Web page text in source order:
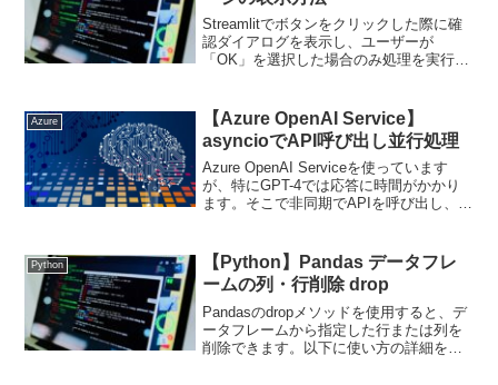
Streamlitでボタンをクリックした際に確
認ダイアログを表示し、ユーザーが
「OK」を選択した場合のみ処理を実行す
機能がないため、セッション（st.sess...
Azure
【Azure OpenAI Service】
asyncioでAPI呼び出し並行処理
Azure OpenAI Serviceを使っています
が、特にGPT-4では応答に時間がかかり
ます。そこで非同期でAPIを呼び出し、並
要なライブラリをインスト...
Python
【Python】Pandas データフレ
ームの列・行削除 drop
Pandasのdropメソッドを使用すると、デ
ータフレームから指定した行または列を
削除できます。以下に使い方の詳細を説